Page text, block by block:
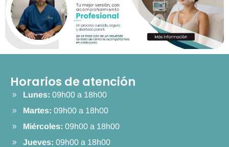
Horarios de atención
Lunes: 09h00 a 18h00
Martes: 09h00 a 18h00
Miércoles: 09h00 a 18h00
Jueves: 09h00 a 18h00